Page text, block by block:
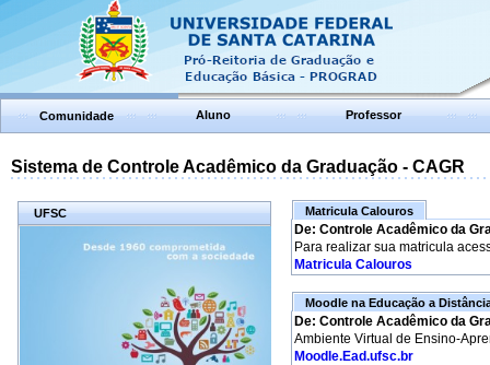
Comunidade Aluno Professor
Sistema de Controle Acadêmico da Graduação - CAGR
UFSC Matricula Calouros
De: Controle Acadêmico da
Para realizar sua matricula
Matricula Calouros
Moodle na Educação a
De: Controle Acadêmico da
Ambiente Virtual de Ensino-
Moodle.Ead.ufsc.br